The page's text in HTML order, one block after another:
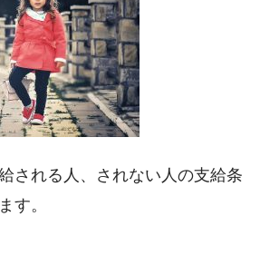
される人、されない人の支給条
す。